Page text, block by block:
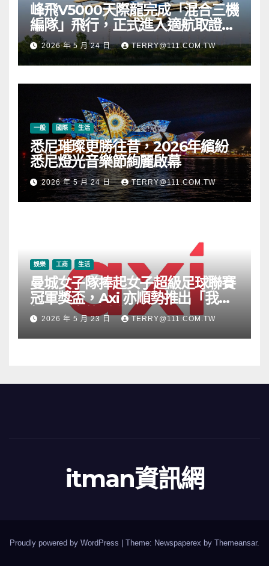
峰飛V5000天際龍完成「混合三機
編隊」飛行，正式進入適航取證階
段2026 年 5 月 24 日 TERRY@111.COM.TW
一般 國際 生活
悉尼璀璨更勝往昔，2026年繽紛
悉尼燈光音樂節絢麗啟幕
2026 年 5 月 24 日 TERRY@111.COM.TW
娛樂 工商 生活
曼城女子隊捧起女子超級足球聯賽
冠軍獎盃，Axi 亦順勢推出「我的
根源」宣傳活動
2026 年 5 月 23 日 TERRY@111.COM.TW
itman資訊網
Proudly powered by WordPress Theme: Newspaperex by Themeansar.